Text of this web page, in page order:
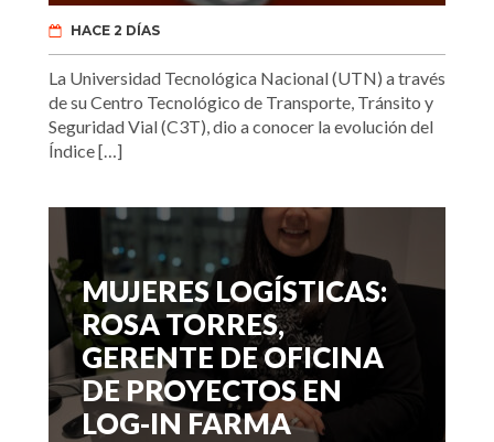
HACE 2 DÍAS
La Universidad Tecnológica Nacional (UTN) a través
de su Centro Tecnológico de Transporte, Tránsito y
Seguridad Vial (C3T), dio a conocer la evolución del
Índice […]
MUJERES LOGÍSTICAS:
ROSA TORRES,
GERENTE DE OFICINA
DE PROYECTOS EN
LOG-IN FARMA